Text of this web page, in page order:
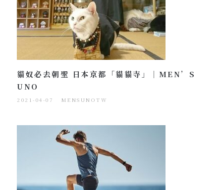
貓奴必去朝聖 日本京都「貓貓寺」｜MEN’S
UNO
2021-04-07 MENSUNOTW